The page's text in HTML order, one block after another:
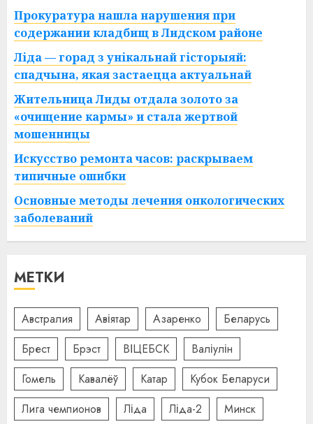
Прокуратура нашла нарушения при
содержании кладбищ в Лидском районе
Ліда — горад з унікальнай гісторыяй:
спадчына, якая застаецца актуальнай
Жительница Лиды отдала золото за
«очищение кармы» и стала жертвой
мошенницы
Искусство ремонта часов: раскрываем
типичные ошибки
Основные методы лечения онкологических
заболеваний
МЕТКИ
Австралия Авіятар Азаренко
Беларусь
Брест
Брэст ВІЦЕБСК
Валіулін
Гомель
Кавалёў Катар
Кубок Беларуси
Лига чемпионов
Ліда Ліда-2
Минск